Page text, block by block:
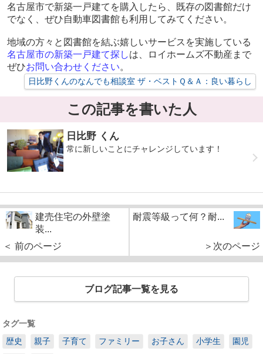
名古屋市で新築一戸建てを購入したら、既存の図書館だけ
でなく、ぜひ自動車図書館も利用してみてください。
地域の方々と図書館を結ぶ嬉しいサービスを実施している
名古屋市の新築一戸建て探しは、ロイホームズ不動産まで
ぜひお問い合わせください。
日比野くんのなんでも相談室 ザ・ベストＱ＆Ａ：良い暮らし
この記事を書いた人
日比野 くん
常に新しいことにチャレンジしています！
建売住宅の外壁塗
装...
＜ 前のページ
耐震等級って何？耐...
＞次のページ
ブログ記事一覧を見る
タグ一覧
歴史
親子 子育て ファミリー お子さん 小学生 園児